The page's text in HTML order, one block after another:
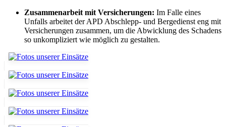
Zusammenarbeit mit Versicherungen: Im Falle eines
Unfalls arbeitet der APD Abschlepp- und Bergedienst eng mit
Versicherungen zusammen, um die Abwicklung des Schadens
so unkompliziert wie möglich zu gestalten.